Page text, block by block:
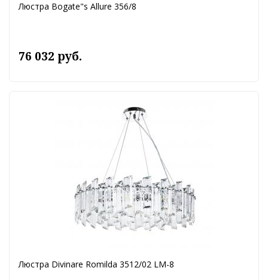
Люстра Bogate"s Allure 356/8
76 032 руб.
Люстра Divinare Romilda 3512/02 LM-8